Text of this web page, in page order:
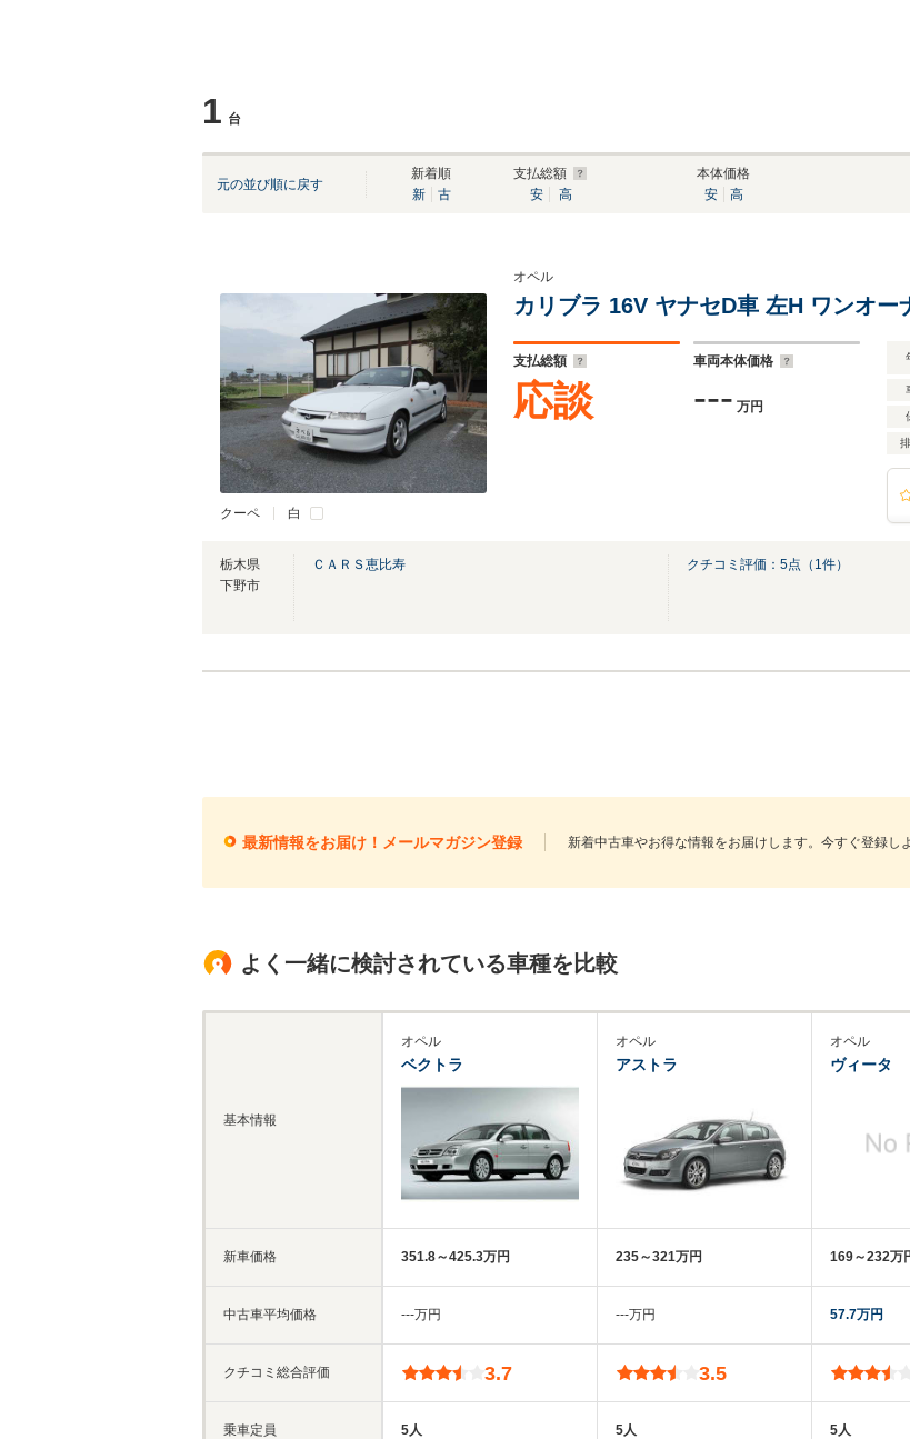
1 台
元の並び順に戻す
新着順
新
古
支払総額
安
高
本体価格
安
高
クーペ 白
オペル
カリブラ 16V ヤナセD車 左H ワンオー
支払総額
応談
車両本体価格
--- 万円
栃木県
下野市
ＣＡＲＳ恵比寿 クチコミ評価： 5点（ 1件）
最新情報をお届け！メールマガジン登録 新着中古車やお得な情報をお届けします。今すぐ登録し
よく一緒に検討されている車種を比較
基本情報
新車価格
中古車平均価格
クチコミ総合評価
乗車定員
オペル
ベクトラ
351.8～425.3万円
‐‐‐万円
3.7
5人
オペル
アストラ
235～321万円
‐‐‐万円
3.5
5人
オペル
ヴィータ
169～232万
57.7万円
5人